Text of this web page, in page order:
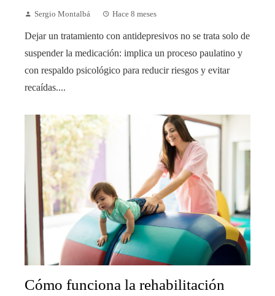
Sergio Montalbá Hace 8 meses
Dejar un tratamiento con antidepresivos no se trata solo de
suspender la medicación: implica un proceso paulatino y
con respaldo psicológico para reducir riesgos y evitar
recaídas....
Cómo funciona la rehabilitación